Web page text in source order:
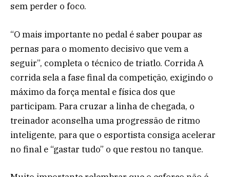
sem perder o foco.
“O mais importante no pedal é saber poupar as
pernas para o momento decisivo que vem a
seguir”, completa o técnico de triatlo. Corrida A
corrida sela a fase final da competição, exigindo o
máximo da força mental e física dos que
participam. Para cruzar a linha de chegada, o
treinador aconselha uma progressão de ritmo
inteligente, para que o esportista consiga acelerar
no final e “gastar tudo” o que restou no tanque.